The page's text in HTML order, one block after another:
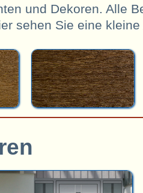
und Dekoren. Alle
sehen Sie eine